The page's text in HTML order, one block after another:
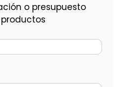
o presupuesto